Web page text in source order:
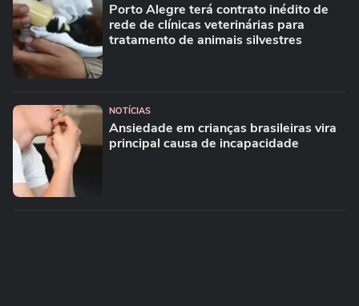
Porto Alegre terá contrato inédito de
rede de clínicas veterinárias para
tratamento de animais silvestres
NOTÍCIAS
Ansiedade em crianças brasileiras vira
principal causa de incapacidade